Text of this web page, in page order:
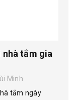
nhà tắm gia
Minh
tắm ngày